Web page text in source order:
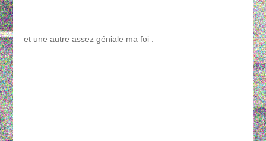
et une autre assez géniale ma foi :